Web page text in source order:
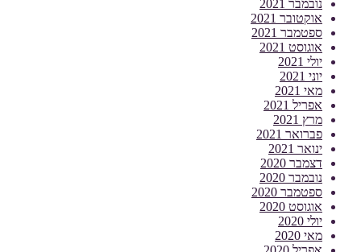
נובמבר 2021
אוקטובר 2021
ספטמבר 2021
אוגוסט 2021
יולי 2021
יוני 2021
מאי 2021
אפריל 2021
מרץ 2021
פברואר 2021
ינואר 2021
דצמבר 2020
נובמבר 2020
ספטמבר 2020
אוגוסט 2020
יולי 2020
מאי 2020